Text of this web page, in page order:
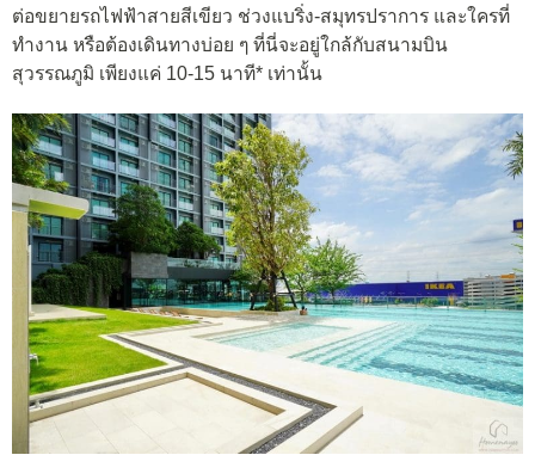
ต่อขยายรถไฟฟ้าสายสีเขียว ช่วงแบริ่ง-สมุทรปราการ และใครที่
ทำงาน หรือต้องเดินทางบ่อย ๆ ที่นี่จะอยู่ใกล้กับสนามบิน
สุวรรณภูมิ เพียงแค่ 10-15 นาที* เท่านั้น